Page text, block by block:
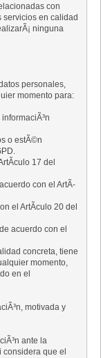
con
servicios en calidad
ninguna
personales,
momento para:
o estÃ©n
17 del
con el ArtÃ­
el ArtÃ­culo 20 del
acuerdo con el
concreta, tiene
momento,
en el
motivada y
ante la
considera que el